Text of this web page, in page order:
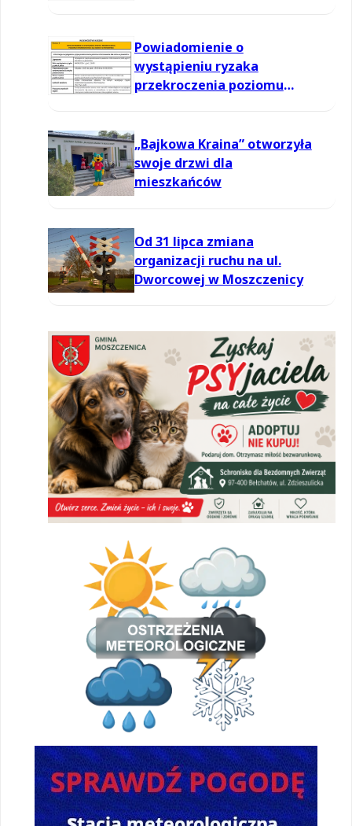
Powiadomienie o
wystąpieniu ryzaka
przekroczenia poziomu
„Bajkowa Kraina” otworzyła
swoje drzwi dla
mieszkańców
Od 31 lipca zmiana
organizacji ruchu na ul.
Dworcowej w Moszczenicy